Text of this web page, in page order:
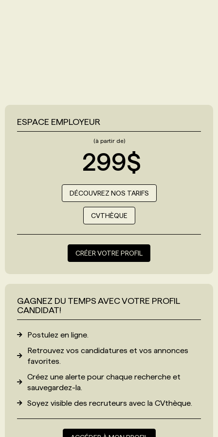
ESPACE EMPLOYEUR
(à partir de)
299$
DÉCOUVREZ NOS TARIFS
CVTHÈQUE
CRÉER VOTRE PROFIL
GAGNEZ DU TEMPS AVEC VOTRE PROFIL
CANDIDAT!
Postulez en ligne.
Retrouvez vos candidatures et vos annonces
favorites.
Créez une alerte pour chaque recherche et
sauvegardez-la.
Soyez visible des recruteurs avec la CVthèque